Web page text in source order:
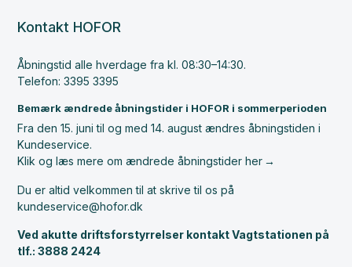
Kontakt HOFOR
Åbningstid alle hverdage fra kl. 08:30–14:30.
Telefon: 3395 3395
Bemærk ændrede åbningstider i HOFOR i sommerperioden
Fra den 15. juni til og med 14. august ændres åbningstiden i
Kundeservice.
Klik og læs mere om ændrede åbningstider her
Du er altid velkommen til at skrive til os på
kundeservice@hofor.dk
Ved akutte driftsforstyrrelser kontakt Vagtstationen på
tlf.: 3888 2424